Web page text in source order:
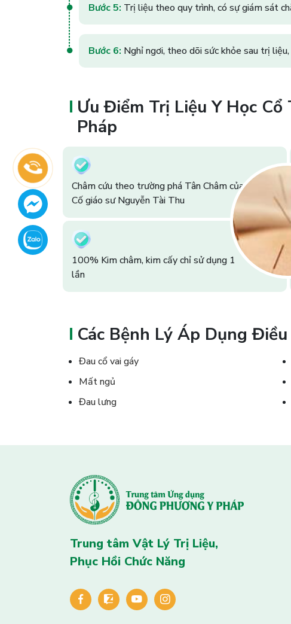
Bước 5: Trị liệu theo quy trình, có sự giám sát
Bước 6: Nghỉ ngơi, theo dõi sức khỏe sau trị
Ưu Điểm Trị Liệu Y Học
Pháp
Châm cứu theo trường phá Tân Châm của
Cố giáo sư Nguyễn Tài Thu
100% Kim châm, kim cấy chỉ sử dụng 1
lần
Các Bệnh Lý Áp Dụng
Đau cổ vai gáy
Mất ngủ
Đau lưng
Trung tâm Vật Lý Trị Liệu,
Phục Hồi Chức Năng